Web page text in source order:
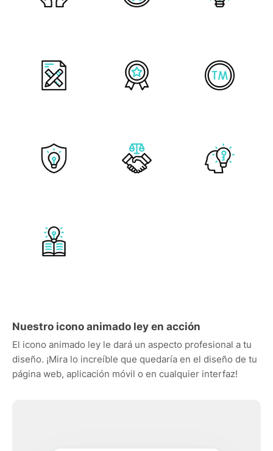
Nuestro icono animado ley en acción
El icono animado ley le dará un aspecto profesional a tu
diseño. ¡Mira lo increíble que quedaría en el diseño de tu
página web, aplicación móvil o en cualquier interfaz!